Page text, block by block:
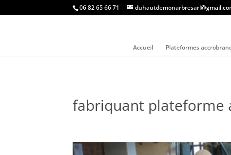
06 82 65 66 71
Accueil Plateformes
fabriquant plateforme